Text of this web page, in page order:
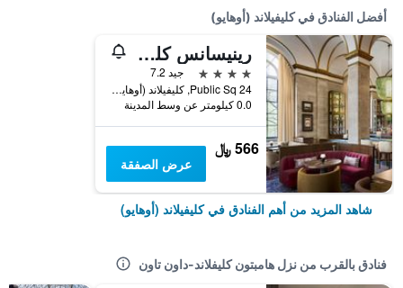
أفضل الفنادق في كليفيلاند (أوهايو)
رينيسانس كليفلاند، فندق ماريوت لوكشوري آند لايفستيل
4 نجوم
جيد 7.2
24 Public Sq, كليفيلاند (أوهايو), OH, الولايات المتحدة الأميريكية
0.0 كيلومتر عن وسط المدينة
566 ﷼
عرض الصفقة
شاهد المزيد من أهم الفنادق في كليفيلاند (أوهايو)
فنادق بالقرب من نزل هامبتون كليفلاند-داون تاون